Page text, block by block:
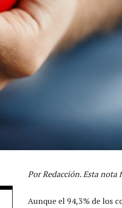
Por Redacción. Esta nota
Aunque el 94,3% de los